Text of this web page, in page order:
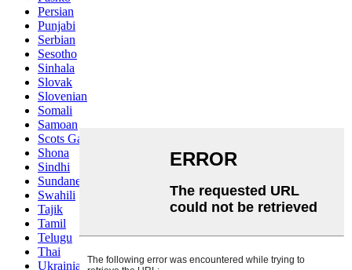
Persian
Punjabi
Serbian
Sesotho
Sinhala
Slovak
Slovenian
Somali
Samoan
Scots Gaelic
Shona
Sindhi
Sundanese
Swahili
Tajik
Tamil
Telugu
Thai
Ukrainian